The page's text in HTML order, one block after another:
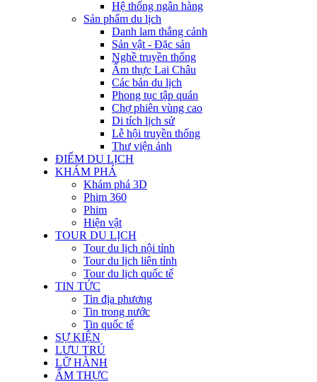
Hệ thống ngân hàng
Sản phẩm du lịch
Danh lam thắng cảnh
Sản vật - Đặc sản
Nghề truyền thống
Ẩm thực Lai Châu
Các bản du lịch
Phong tục tập quán
Chợ phiên vùng cao
Di tích lịch sử
Lễ hội truyền thống
Thư viện ảnh
ĐIỂM DU LỊCH
KHÁM PHÁ
Khám phá 3D
Phim 360
Phim
Hiện vật
TOUR DU LỊCH
Tour du lịch nội tỉnh
Tour du lịch liên tỉnh
Tour du lịch quốc tế
TIN TỨC
Tin địa phương
Tin trong nước
Tin quốc tế
SỰ KIỆN
LƯU TRÚ
LỮ HÀNH
ẨM THỰC